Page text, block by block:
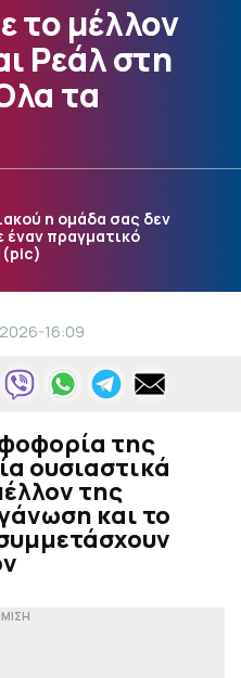
το μέλλον
Ρεάλ στη
τα
η ομάδα σας δεν
έναν πραγματικό
(pic)
16:09
της
ουσιαστικά
της
και το